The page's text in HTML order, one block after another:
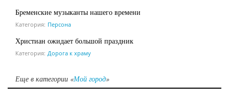
Бременские музыканты нашего времени
Категория: Персона
Христиан ожидает большой праздник
Категория: Дорога к храму
Еще в категории «Мой город»